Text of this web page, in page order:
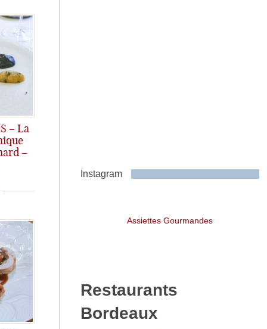
– La
–
Instagram
Assiettes Gourmandes
Restaurants
Bordeaux